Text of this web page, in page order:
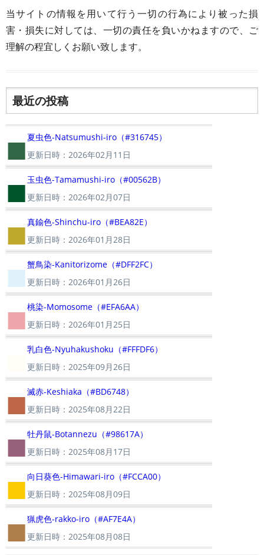
当サイトの情報を用いて行う一切の行為により被った損
害・損失に対しては、一切の責任を負いかねますので、ご
理解の程宜しくお願い致します。
最近の投稿
■ 夏虫色-Natsumushi-iro（#316745）
更新日時：2026年02月11日
■ 玉虫色-Tamamushi-iro（#00562B）
更新日時：2026年02月07日
■真鍮色-Shinchu-iro（#BEA82E）
更新日時：2026年01月28日
■ 蟹鳥染-Kanitorizome（#DFF2FC）
更新日時：2026年01月26日
■桃染-Momosome（#EFA6AA）
更新日時：2026年01月25日
乳白色-Nyuhakushoku（#FFFDF6）
更新日時：2025年09月26日
■滅赤-Keshiaka（#BD6748）
更新日時：2025年08月22日
■牡丹鼠-Botannezu（#98617A）
更新日時：2025年08月17日
■ 向日葵色-Himawari-iro（#FCCA00）
更新日時：2025年08月09日
■猟虎色-rakko-iro（#AF7E4A）
更新日時：2025年08月08日